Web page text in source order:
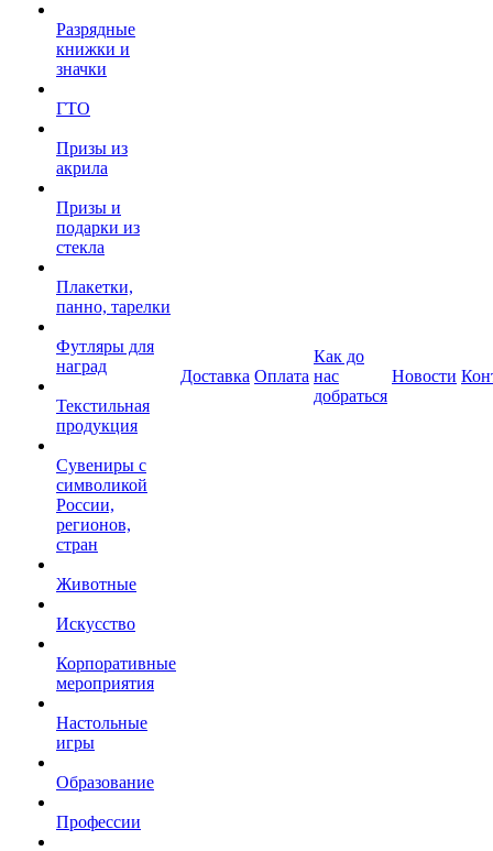
Разрядные
книжки и
значки
ГТО
Призы из
акрила
Призы и
подарки из
стекла
Плакетки,
панно, тарелки
Футляры для
наград
Текстильная
продукция
Сувениры с
символикой
России,
регионов,
стран
Животные
Искусство
Корпоративные
мероприятия
Настольные
игры
Образование
Профессии
Доставка Оплата
Как до
нас
добраться
Новости